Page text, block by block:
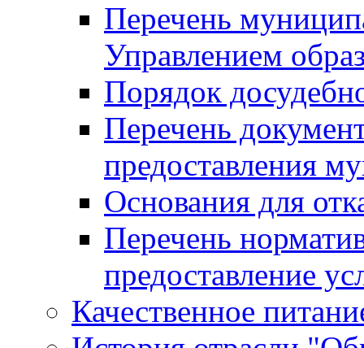
Перечень
Управлением
Порядок
Перечень
предоставления
Основания для
Перечень
предоставление
Качественное